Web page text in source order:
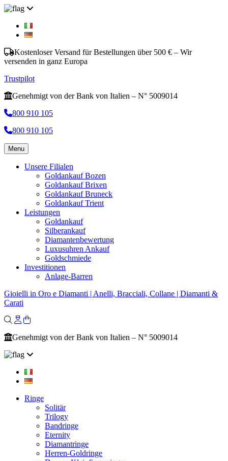
Kostenloser Versand für Bestellungen über 500 € – Wir
versenden in ganz Europa
Trustpilot
Genehmigt von der Bank von Italien – N° 5009014
800 910 105
800 910 105
Menu
Unsere Filialen
Goldankauf Bozen
Goldankauf Brixen
Goldankauf Bruneck
Goldankauf Trient
Leistungen
Goldankauf
Silberankauf
Diamantenbewertung
Luxusuhren Ankauf
Goldschmiede
Investitionen
Anlage-Barren
Gioielli in Oro e Diamanti | Anelli, Bracciali, Collane | Diamanti &
Carati
Genehmigt von der Bank von Italien – N° 5009014
Ringe
Solitär
Trilogy
Bandringe
Eternity
Diamantringe
Herren-Goldringe